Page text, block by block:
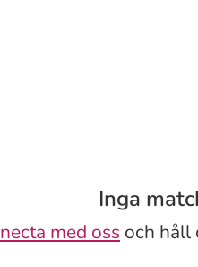
Inga
med oss och håll